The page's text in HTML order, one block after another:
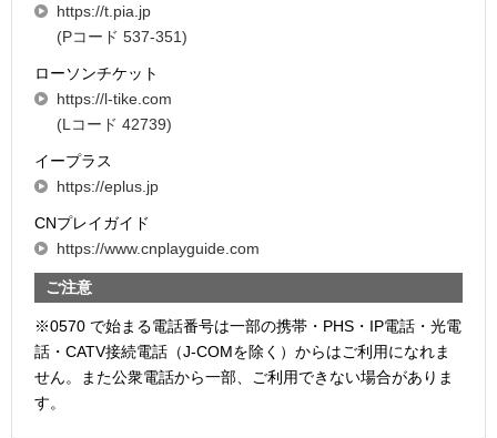
https://t.pia.jp
(Pコード 537-351)
ローソンチケット
https://l-tike.com
(Lコード 42739)
イープラス
https://eplus.jp
CNプレイガイド
https://www.cnplayguide.com
ご注意
※0570 で始まる電話番号は一部の携帯・PHS・IP電話・光電
話・CATV接続電話（J-COMを除く）からはご利用になれま
せん。また公衆電話から一部、ご利用できない場合がありま
す。